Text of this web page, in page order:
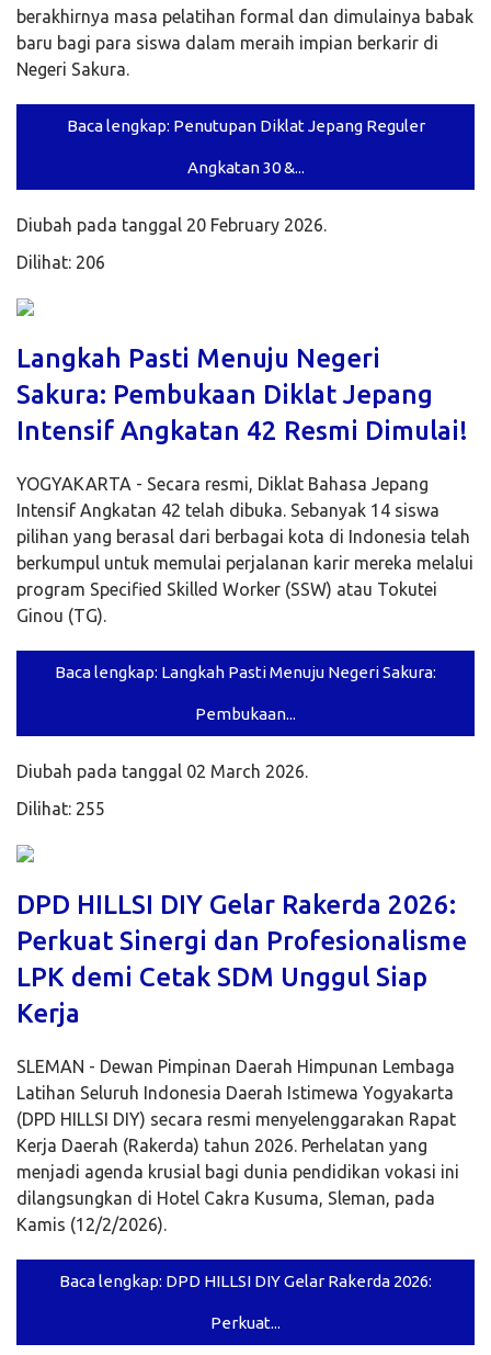
berakhirnya masa pelatihan formal dan dimulainya babak
baru bagi para siswa dalam meraih impian berkarir di
Negeri Sakura.
Baca lengkap: Penutupan Diklat Jepang Reguler
Angkatan 30 &...
Diubah pada tanggal 20 February 2026.
Dilihat: 206
Langkah Pasti Menuju Negeri
Sakura: Pembukaan Diklat Jepang
Intensif Angkatan 42 Resmi Dimulai!
YOGYAKARTA - Secara resmi, Diklat Bahasa Jepang
Intensif Angkatan 42 telah dibuka. Sebanyak 14 siswa
pilihan yang berasal dari berbagai kota di Indonesia telah
berkumpul untuk memulai perjalanan karir mereka melalui
program Specified Skilled Worker (SSW) atau Tokutei
Ginou (TG).
Baca lengkap: Langkah Pasti Menuju Negeri Sakura:
Pembukaan...
Diubah pada tanggal 02 March 2026.
Dilihat: 255
DPD HILLSI DIY Gelar Rakerda 2026:
Perkuat Sinergi dan Profesionalisme
LPK demi Cetak SDM Unggul Siap
Kerja
SLEMAN - Dewan Pimpinan Daerah Himpunan Lembaga
Latihan Seluruh Indonesia Daerah Istimewa Yogyakarta
(DPD HILLSI DIY) secara resmi menyelenggarakan Rapat
Kerja Daerah (Rakerda) tahun 2026. Perhelatan yang
menjadi agenda krusial bagi dunia pendidikan vokasi ini
dilangsungkan di Hotel Cakra Kusuma, Sleman, pada
Kamis (12/2/2026).
Baca lengkap: DPD HILLSI DIY Gelar Rakerda 2026:
Perkuat...